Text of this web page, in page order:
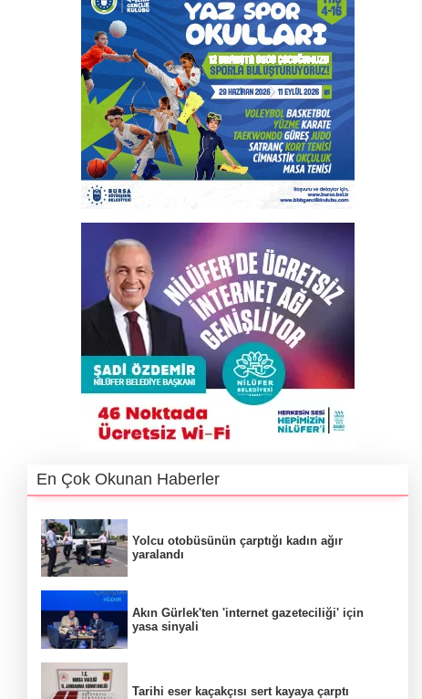
En Çok Okunan Haberler
Yolcu otobüsünün çarptığı kadın ağır
yaralandı
Akın Gürlek'ten 'internet gazeteciliği' için
yasa sinyali
Tarihi eser kaçakçısı sert kayaya çarptı